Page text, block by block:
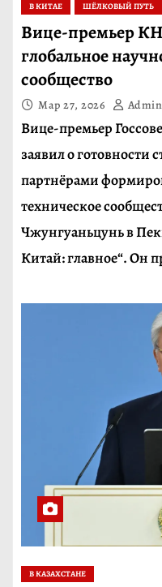
В КИТАЕ ШЁЛКОВЫЙ ПУТЬ
Вице-премьер
глобальное
сообщество
Мар 27, 2026 Admin
Вице-премьер
заявил о готовности
партнёрами
техническое
Чжунгуаньцунь в
Китай: главное“. Он
В КАЗАХСТАНЕ